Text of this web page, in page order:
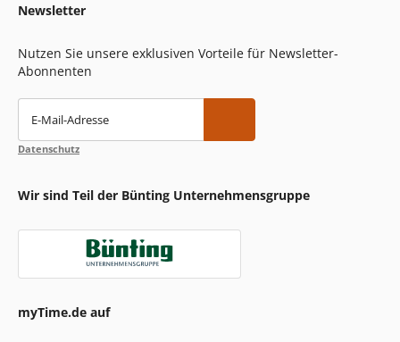
Newsletter
Nutzen Sie unsere exklusiven Vorteile für Newsletter-
Abonnenten
E-Mail-Adresse
Datenschutz
Wir sind Teil der Bünting Unternehmensgruppe
myTime.de auf